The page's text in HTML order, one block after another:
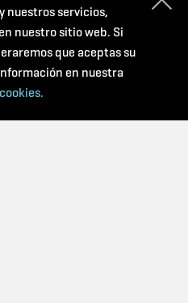
592 064
privacidad
de compra
cookies
nuestros servicios,
nuestro sitio web. Si
que aceptas su
en nuestra